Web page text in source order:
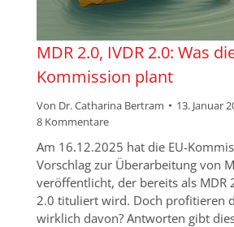
MDR 2.0, IVDR 2.0: Was
Kommission plant
Von Dr. Catharina Bertram
13. Januar
8 Kommentare
Am 16.12.2025 hat die EU-
Vorschlag zur Überarbeitung von
veröffentlicht, der bereits als MDR
2.0 tituliert wird. Doch profitieren
wirklich davon? Antworten gibt